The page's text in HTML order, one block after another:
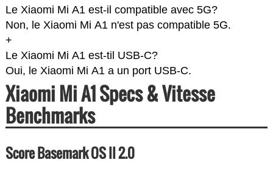
Le Xiaomi Mi A1 est-il compatible avec 5G?
Non, le Xiaomi Mi A1 n'est pas compatible 5G.
+
Le Xiaomi Mi A1 est-til USB-C?
Oui, le Xiaomi Mi A1 a un port USB-C.
Xiaomi Mi A1 Specs & Vitesse
Benchmarks
Score Basemark OS II 2.0